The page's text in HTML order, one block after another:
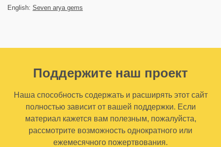
English: Seven arya gems
Поддержите наш проект
Наша способность содержать и расширять этот сайт
полностью зависит от вашей поддержки. Если
материал кажется вам полезным, пожалуйста,
рассмотрите возможность однократного или
ежемесячного пожертвования.